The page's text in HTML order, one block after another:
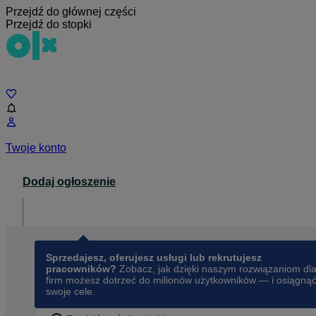
Przejdź do głównej części
Przejdź do stopki
Twoje konto
Dodaj ogłoszenie
Sprzedajesz, oferujesz usługi lub rekrutujesz
pracowników? Zobacz, jak dzięki naszym rozwiązaniom dla
firm możesz dotrzeć do milionów użytkowników — i osiągnąć
swoje cele.